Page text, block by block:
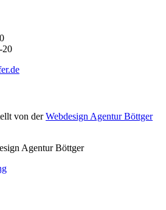
von derWebdesign Agentur Böttger
Agentur Böttger